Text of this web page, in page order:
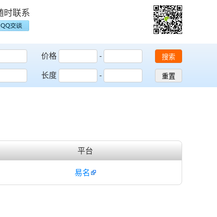
时联系
价格
-
长度
-
搜索
重置
平台
易名